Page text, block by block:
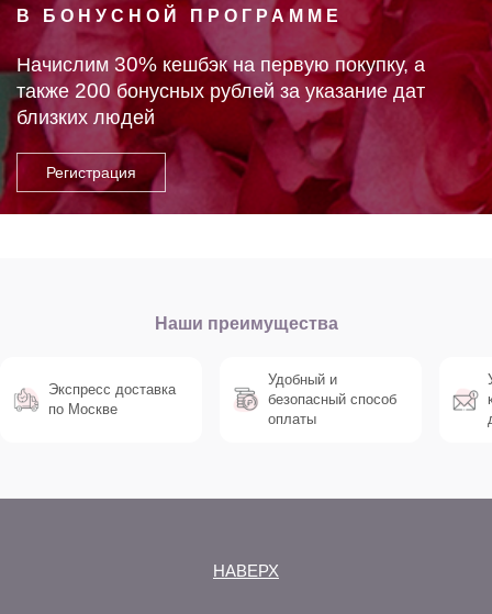
В БОНУСНОЙ ПРОГРАММЕ
Начислим 30% кешбэк на первую покупку, а
также 200 бонусных рублей за указание дат
близких людей
Наши преимущества
Экспресс доставка
по Москве
Удобный и
безопасный способ
оплаты
НАВЕРХ